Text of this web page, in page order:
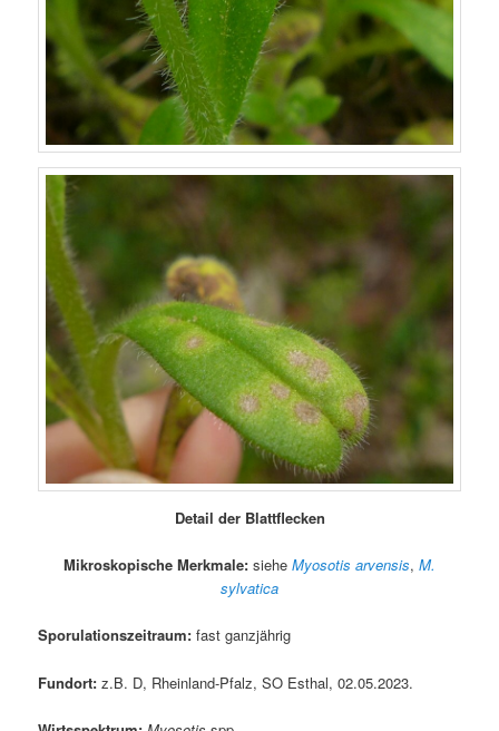
Detail der Blattflecken
Mikroskopische Merkmale: siehe Myosotis arvensis, M.
sylvatica
Sporulationszeitraum:fast ganzjährig
Fundort: z.B. D, Rheinland-Pfalz, SO Esthal, 02.05.2023.